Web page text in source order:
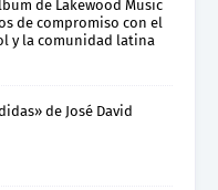
de Lakewood Music
de compromiso con el
y la comunidad latina
de José David